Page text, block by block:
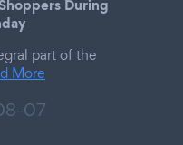
During
part of the
More
07